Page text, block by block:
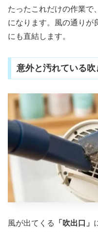
たったこれだけの作業で
になります。風の通りが
にも直結します。
意外と汚れている
風が出てくる 「吹出口」